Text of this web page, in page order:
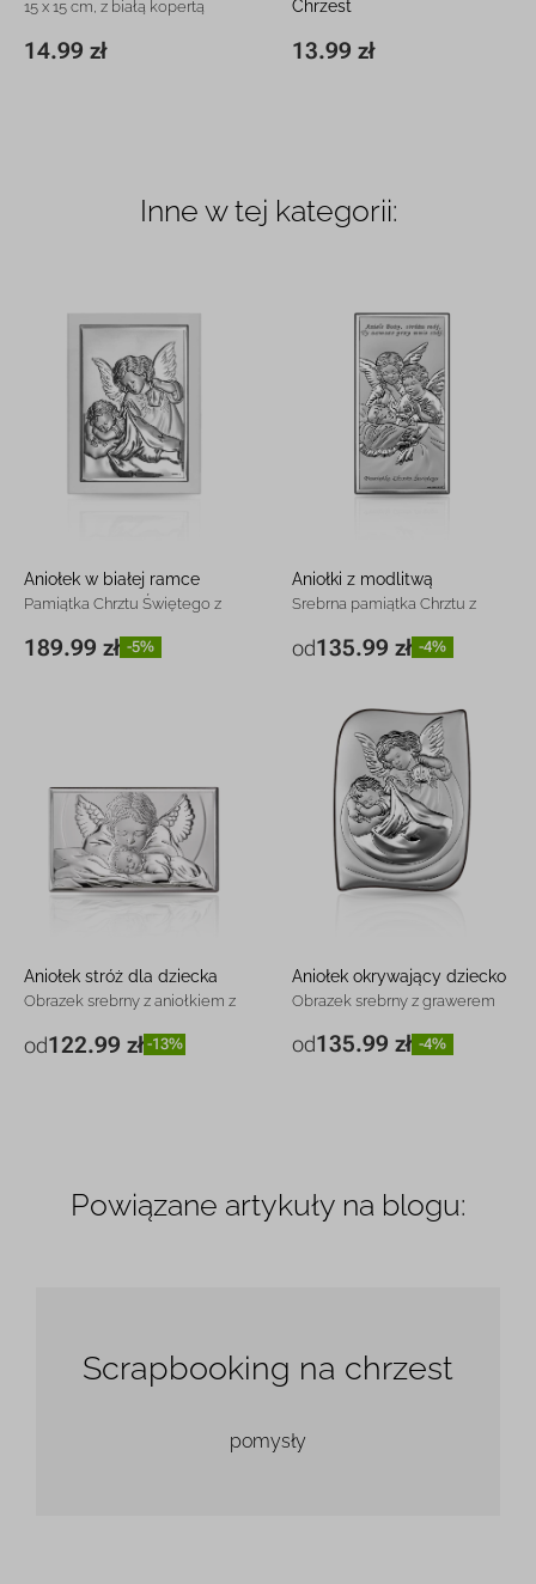
15 x 15 cm, z białą kopertą
14.99 zł
15 x 15 cm
Chrzest
13.99 zł
15 x 15 cm
Inne w tej kategorii:
Aniołek w białej ramce
Pamiątka Chrztu Świętego z
189.99 zł -5%
11 x 15 cm 189.99 zł
Aniołki z modlitwą
Srebrna pamiątka Chrztu z
od135.99 zł -4%
6 x 12 cm 135.99 zł
Aniołek stróż dla dziecka
Obrazek srebrny z aniołkiem z
od122.99 zł -13%
11 x 6,5 cm 122.99 zł
Aniołek okrywający dziecko
Obrazek srebrny z grawerem
od135.99 zł -4%
7,5 x 10 cm 135.99 zł
Powiązane artykuły na blogu:
Scrapbooking na chrzest
pomysły